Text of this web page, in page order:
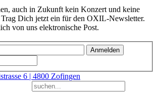
auch in Zukunft kein Konzert und keine
Trag Dich jetzt ein für den OXIL-Newsletter.
von uns elektronische Post.
Anmelden
6 | 4800 Zofingen